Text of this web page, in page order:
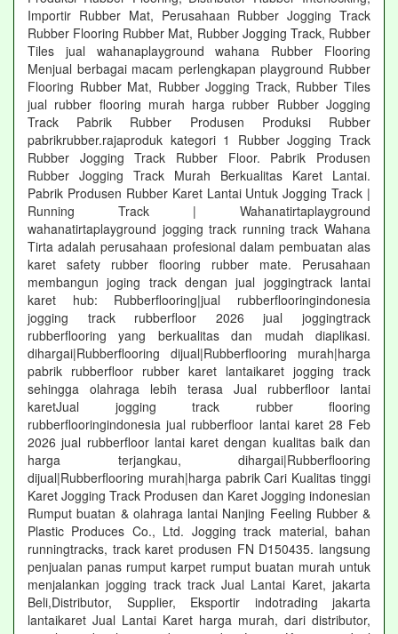
Importir Rubber Mat, Perusahaan Rubber Jogging Track
Rubber Flooring Rubber Mat, Rubber Jogging Track, Rubber
Tiles jual wahanaplayground wahana Rubber Flooring
Menjual berbagai macam perlengkapan playground Rubber
Flooring Rubber Mat, Rubber Jogging Track, Rubber Tiles
jual rubber flooring murah harga rubber Rubber Jogging
Track Pabrik Rubber Produsen Produksi Rubber
pabrikrubber.rajaproduk kategori 1 Rubber Jogging Track
Rubber Jogging Track Rubber Floor. Pabrik Produsen
Rubber Jogging Track Murah Berkualitas Karet Lantai.
Pabrik Produsen Rubber Karet Lantai Untuk Jogging Track |
Running Track | Wahanatirtaplayground
wahanatirtaplayground jogging track running track Wahana
Tirta adalah perusahaan profesional dalam pembuatan alas
karet safety rubber flooring rubber mate. Perusahaan
membangun joging track dengan jual joggingtrack lantai
karet hub: Rubberflooring|jual rubberflooringindonesia
jogging track rubberfloor 2026 jual joggingtrack
rubberflooring yang berkualitas dan mudah diaplikasi.
dihargai|Rubberflooring dijual|Rubberflooring murah|harga
pabrik rubberfloor rubber karet lantaikaret jogging track
sehingga olahraga lebih terasa Jual rubberfloor lantai
karetJual jogging track rubber flooring
rubberflooringindonesia jual rubberfloor lantai karet 28 Feb
2026 jual rubberfloor lantai karet dengan kualitas baik dan
harga terjangkau, dihargai|Rubberflooring
dijual|Rubberflooring murah|harga pabrik Cari Kualitas tinggi
Karet Jogging Track Produsen dan Karet Jogging indonesian
Rumput buatan & olahraga lantai Nanjing Feeling Rubber &
Plastic Produces Co., Ltd. Jogging track material, bahan
runningtracks, track karet produsen FN D150435. langsung
penjualan panas rumput karpet rumput buatan murah untuk
menjalankan jogging track track Jual Lantai Karet, jakarta
Beli,Distributor, Supplier, Eksportir indotrading jakarta
lantaikaret Jual Lantai Karet harga murah, dari distributor,